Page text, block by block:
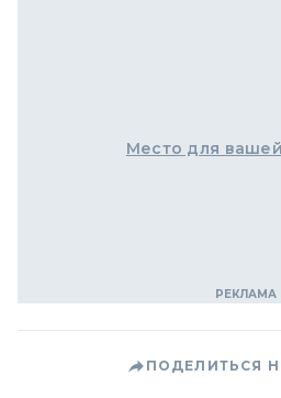
Место для
ПОДЕЛИТЬСЯ